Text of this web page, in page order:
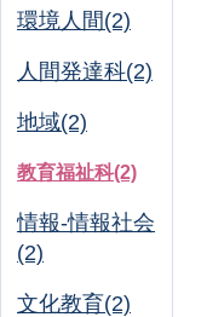
環境人間(2)
人間発達科(2)
地域(2)
教育福祉科(2)
情報-情報社会
(2)
文化教育(2)